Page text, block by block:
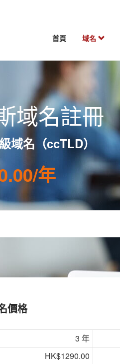
首頁 域名
域名註冊
域名（ccTLD）
年
價格
3 年
HK$1290.00